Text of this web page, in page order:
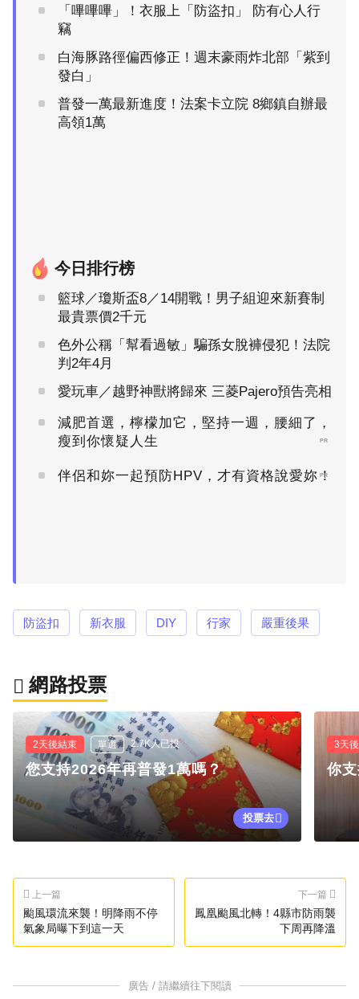
「嗶嗶嗶」！衣服上「防盜扣」 防有心人行
竊
白海豚路徑偏西修正！週末豪雨炸北部「紫到
發白」
普發一萬最新進度！法案卡立院 8鄉鎮自辦最
高領1萬
今日排行榜
籃球／瓊斯盃8／14開戰！男子組迎來新賽制
最貴票價2千元
色外公稱「幫看過敏」騙孫女脫褲侵犯！法院
判2年4月
愛玩車／越野神獸將歸來 三菱Pajero預告亮相
減肥首選，檸檬加它，堅持一週，腰細了，
瘦到你懷疑人生
PR
伴侶和妳一起預防HPV，才有資格說愛妳！
PR
防盜扣 新衣服 DIY 行家 嚴重後果
網路投票
2天後結束 單選 2.7K人已投
您支持2026年再普發1萬嗎？
投票去
3天
你
上一篇
颱風環流來襲！明降雨不停
氣象局曝下到這一天
下一篇
鳳凰颱風北轉！4縣市防雨襲
下周再降溫
廣告 / 請繼續往下閱讀